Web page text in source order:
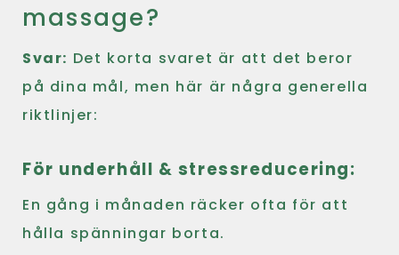
massage?
Svar: Det korta svaret är att det beror
på dina mål, men här är några generella
riktlinjer:
För underhåll & stressreducering:
En gång i månaden räcker ofta för att
hålla spänningar borta.